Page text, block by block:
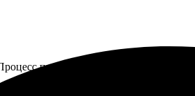
прост и удобен, всё на сайте